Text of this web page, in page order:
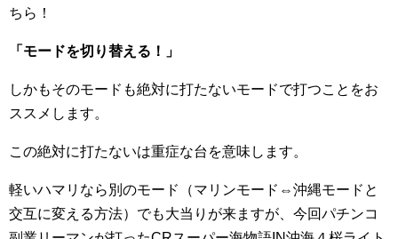
ちら！
「モードを切り替える！」
しかもそのモードも絶対に打たないモードで打つことをお
ススメします。
この絶対に打たないは重症な台を意味します。
軽いハマリなら別のモード（マリンモード⇔沖縄モードと
交互に変える方法）でも大当りが来ますが、今回パチンコ